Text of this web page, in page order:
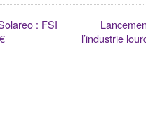
: FSI
l’industrie